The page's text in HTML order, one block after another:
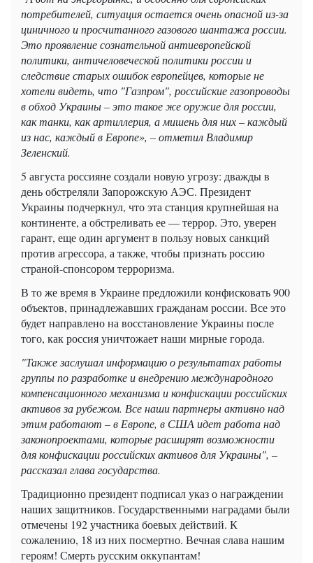
потребителей, ситуация остается очень опасной из-за
циничного и просчитанного газового шантажа россии.
Это проявление сознательной антиевропейской
политики, античеловеческой политики россии и
следствие старых ошибок европейцев, которые не
хотели видеть, что "Газпром", российские газопроводы
в обход Украины – это такое же оружие для россии,
как танки, как артиллерия, а мишень для них – каждый
из нас, каждый в Европе», – отметил Владимир
Зеленский.
5 августа россияне создали новую угрозу: дважды в
день обстреляли Запорожскую АЭС. Президент
Украины подчеркнул, что эта станция крупнейшая на
континенте, а обстреливать ее — террор. Это, уверен
гарант, еще один аргумент в пользу новых санкций
против агрессора, а также, чтобы признать россию
страной-спонсором терроризма.
В то же время в Украине предложили конфисковать 900
объектов, принадлежавших гражданам россии. Все это
будет направлено на восстановление Украины после
того, как россия уничтожает наши мирные города.
"Также заслушал информацию о результатах работы
группы по разработке и внедрению международного
компенсационного механизма и конфискации российских
активов за рубежом. Все наши партнеры активно над
этим работают – в Европе, в США идет работа над
законопроектами, которые расширят возможности
для конфискации российских активов для Украины", –
рассказал глава государства.
Традиционно президент подписал указ о награждении
наших защитников. Государственными наградами были
отмечены 192 участника боевых действий. К
сожалению, 18 из них посмертно. Вечная слава нашим
героям! Смерть русским оккупантам!